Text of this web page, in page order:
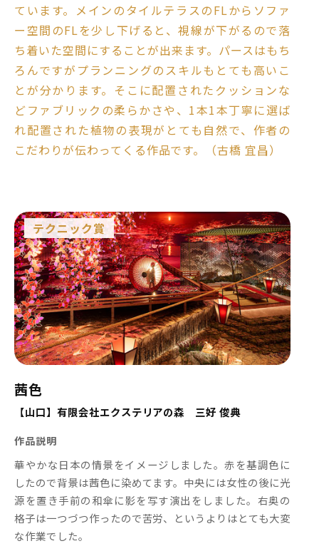
ています。メインのタイルテラスのFLからソファ
ー空間のFLを少し下げると、視線が下がるので落
ち着いた空間にすることが出来ます。パースはもち
ろんですがプランニングのスキルもとても高いこ
とが分かります。そこに配置されたクッションな
どファブリックの柔らかさや、1本1本丁寧に選ば
れ配置された植物の表現がとても自然で、作者の
こだわりが伝わってくる作品です。（古橋 宜昌）
テクニック賞
茜色
【山口】有限会社エクステリアの森 三好 俊典
作品説明
華やかな日本の情景をイメージしました。赤を基調色に
したので背景は茜色に染めてます。中央には女性の後に光
源を置き手前の和傘に影を写す演出をしました。右奥の
格子は一つづつ作ったので苦労、というよりはとても大変
な作業でした。